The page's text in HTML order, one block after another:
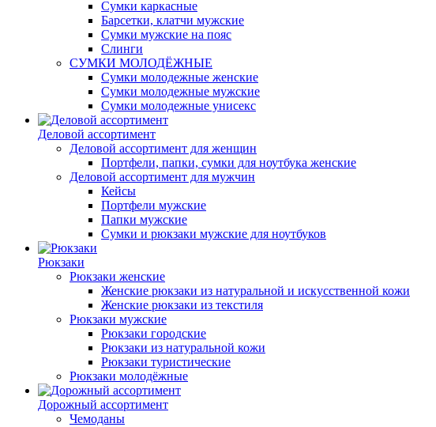
Сумки каркасные
Барсетки, клатчи мужские
Сумки мужские на пояс
Слинги
СУМКИ МОЛОДЁЖНЫЕ
Сумки молодежные женские
Сумки молодежные мужские
Сумки молодежные унисекс
Деловой ассортимент
Деловой ассортимент для женщин
Портфели, папки, сумки для ноутбука женские
Деловой ассортимент для мужчин
Кейсы
Портфели мужские
Папки мужские
Сумки и рюкзаки мужские для ноутбуков
Рюкзаки
Рюкзаки женские
Женские рюкзаки из натуральной и искусственной кожи
Женские рюкзаки из текстиля
Рюкзаки мужские
Рюкзаки городские
Рюкзаки из натуральной кожи
Рюкзаки туристические
Рюкзаки молодёжные
Дорожный ассортимент
Чемоданы